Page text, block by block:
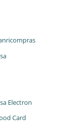
Electron
Card